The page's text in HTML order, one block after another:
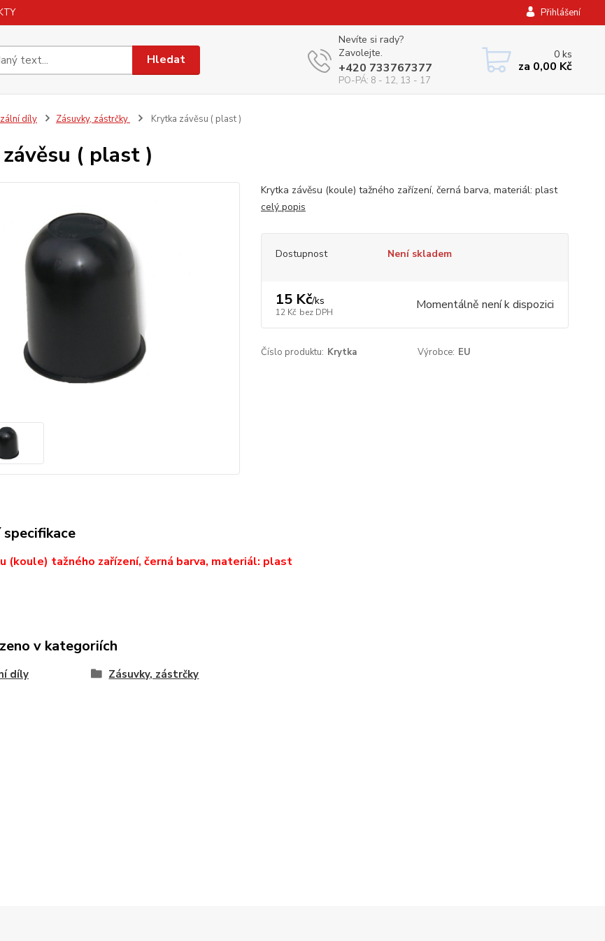
Přihlášení
Hledat
Nevíte si rady?
Zavolejte.
+420 733767377
PO-PÁ: 8 - 12, 13 - 17
0 ks
za 0,00 Kč
díly Zásuvky, zástrčky Krytka závěsu ( plast )
( plast )
Krytka závěsu (koule) tažného zařízení, černá barva, materiál: plast
celý popis
Dostupnost Není skladem
15 Kč/ks
12 Kč bez DPH Momentálně není k dispozici
Číslo produktu: Krytka Výrobce: EU
(koule) tažného zařízení, černá barva, materiál: plast
v kategoriích
díly Zásuvky, zástrčky